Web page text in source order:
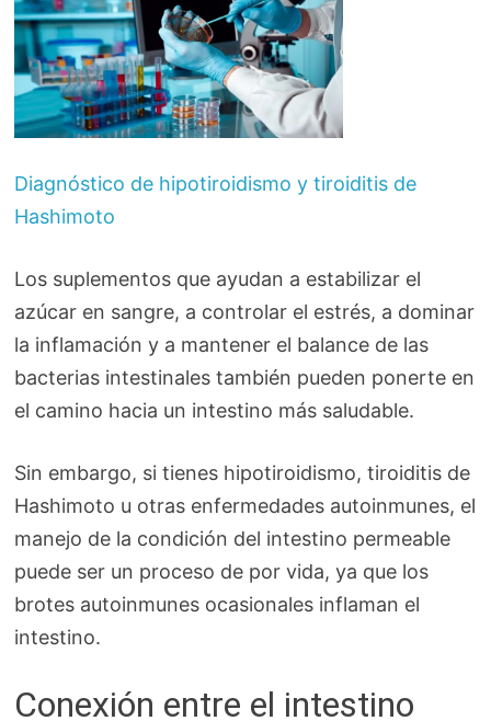
Diagnóstico de hipotiroidismo y tiroiditis de
Hashimoto
Los suplementos que ayudan a estabilizar el
azúcar en sangre, a controlar el estrés, a dominar
la inflamación y a mantener el balance de las
bacterias intestinales también pueden ponerte en
el camino hacia un intestino más saludable.
Sin embargo, si tienes hipotiroidismo, tiroiditis de
Hashimoto u otras enfermedades autoinmunes, el
manejo de la condición del intestino permeable
puede ser un proceso de por vida, ya que los
brotes autoinmunes ocasionales inflaman el
intestino.
Conexión entre el intestino